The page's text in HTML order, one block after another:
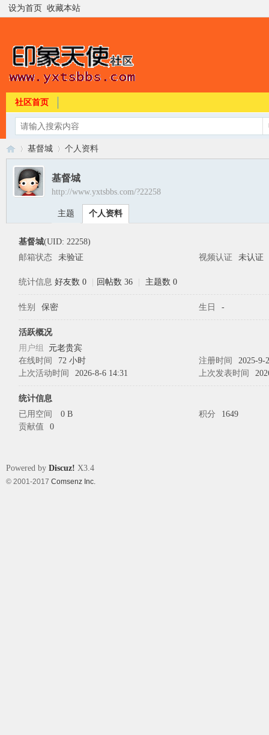
设为首页 收藏本站
社区首页
›
基督城 个人资料
基督城
http://www.yxtsbbs.com/?22258
主题 个人资料
基督城(UID: 22258)
邮箱状态
未验证 视频认证 未认证
统计信息 好友数 0 回帖数 36 主题数 0
性别 保密 生日 -
活跃概况
用户组 元老贵宾
在线时间
72 小时 注册时间
2025-9-
上次活动时间
2026-8-6 14:31 上次发表时间
统计信息
已用空间
0 B 积分
1649
贡献值
0
Powered by Discuz! X3.4
© 2001-2017 Comsenz Inc.